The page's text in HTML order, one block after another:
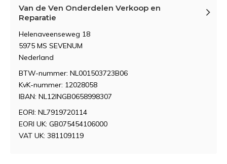
Van de Ven Onderdelen Verkoop en
Reparatie
Helenaveenseweg 18
5975 MS SEVENUM
Nederland
BTW-nummer: NL001503723B06
KvK-nummer: 12028058
IBAN: NL12INGB0658998307
EORI: NL7919720114
EORI UK: GB075454106000
VAT UK: 381109119